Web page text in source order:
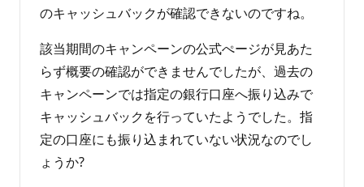
のキャッシュバックが確認できないのですね。
該当期間のキャンペーンの公式ぺージが見あた
らず概要の確認ができませんでしたが、過去の
キャンペーンでは指定の銀行口座へ振り込みで
キャッシュバックを行っていたようでした。指
定の口座にも振り込まれていない状況なのでし
ょうか?